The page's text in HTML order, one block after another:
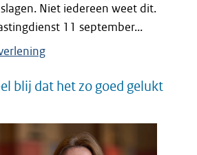
Niet iedereen weet dit.
11 september...
blij dat het zo goed gelukt